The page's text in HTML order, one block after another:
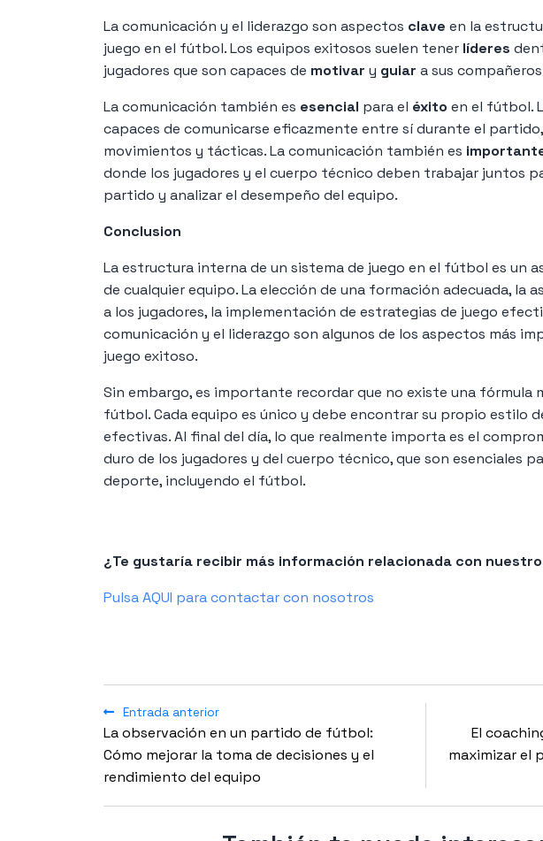
La comunicación y el liderazgo son aspectos clave en la
juego en el fútbol. Los equipos exitosos suelen tener líderes
jugadores que son capaces de motivar y guiar a sus
La comunicación también es esencial para el éxito en el fútbol.
capaces de comunicarse eficazmente entre sí durante el
movimientos y tácticas. La comunicación también es
donde los jugadores y el cuerpo técnico deben trabajar juntos
partido y analizar el desempeño del equipo.
Conclusion
La estructura interna de un sistema de juego en el fútbol es un
de cualquier equipo. La elección de una formación adecuada, la
a los jugadores, la implementación de estrategias de juego
comunicación y el liderazgo son algunos de los aspectos más
juego exitoso.
Sin embargo, es importante recordar que no existe una fórmula
fútbol. Cada equipo es único y debe encontrar su propio estilo
efectivas. Al final del día, lo que realmente importa es el
duro de los jugadores y del cuerpo técnico, que son esenciales
deporte, incluyendo el fútbol.
¿Te gustaría recibir más información relacionada con
Pulsa AQUI para contactar con nosotros
Entrada anterior
La observación en un partido de fútbol:
Cómo mejorar la toma de decisiones y el
rendimiento del equipo
El
maximizar el